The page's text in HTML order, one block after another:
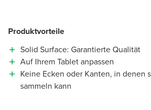
Produktvorteile
Solid Surface: Garantierte Qualität
Auf Ihrem Tablet anpassen
Keine Ecken oder Kanten, in denen
sammeln kann